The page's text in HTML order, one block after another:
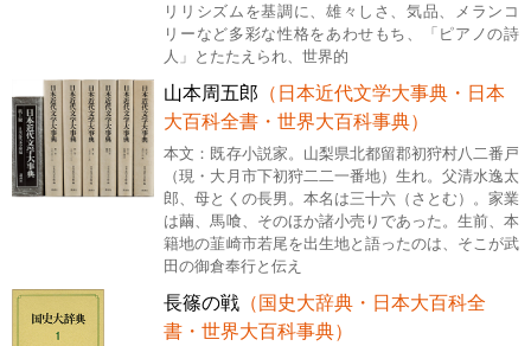
リリシズムを基調に、雄々しさ、気品、メランコ
リーなど多彩な性格をあわせもち、「ピアノの詩
人」とたたえられ、世界的
山本周五郎 （日本近代文学大事典・日本
大百科全書・世界大百科事典）
本文：既存小説家。山梨県北都留郡初狩村八二番戸
（現・大月市下初狩二二一番地）生れ。父清水逸太
郎、母とくの長男。本名は三十六（さとむ）。家業
は繭、馬喰、そのほか諸小売りであった。生前、本
籍地の韮崎市若尾を出生地と語ったのは、そこが武
田の御倉奉行と伝え
長篠の戦 （国史大辞典・日本大百科全
書・世界大百科事典）